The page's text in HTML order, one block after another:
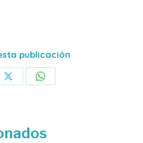
publicación
Share Share